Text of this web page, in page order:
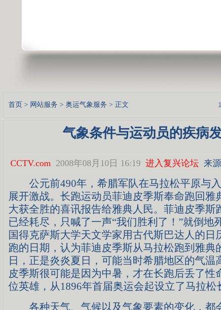
首页 > 网站服务 > 奥运气象服务 > 正文
气象条件与运动员的疾病
CCTV.com 2008年08月10日 16:19 进入复兴论坛来源
公元前490年，希腊军队在马拉松平原与
展开激战。长跑运动员菲迪皮季斯奉命跑回雅
大获全胜的喜讯报告给雅典人民。菲迪皮季斯
已经耗尽，只喊了一声“我们胜利了！”就倒地
国得克萨斯大学天文学家用古代斯巴达人的日
跑的日期，认为菲迪皮季斯从马拉松跑到雅典
日，正是炎炎夏日，可能当时希腊地区的气
皮季斯很可能是因为中暑，才在长跑后丢了性
位英雄，从1896年首届奥运会起设立了马拉松
各种天气、气候以及气象要素的变化，都